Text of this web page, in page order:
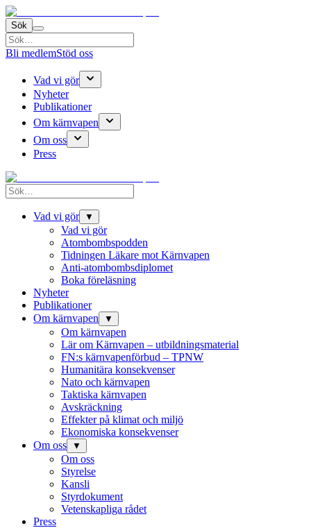
Sök
Bli medlemStöd oss
Vad vi gör
Nyheter
Publikationer
Om kärnvapen
Om oss
Press
Vad vi gör ▼
Vad vi gör
Atombombspodden
Tidningen Läkare mot Kärnvapen
Anti-atombombsdiplomet
Boka föreläsning
Nyheter
Publikationer
Om kärnvapen
▼
Om kärnvapen
Lär om Kärnvapen – utbildningsmaterial
FN:s kärnvapenförbud – TPNW
Humanitära konsekvenser
Nato och kärnvapen
Taktiska kärnvapen
Avskräckning
Effekter på klimat och miljö
Ekonomiska konsekvenser
Om oss
▼
Om oss
Styrelse
Kansli
Styrdokument
Vetenskapliga rådet
Press